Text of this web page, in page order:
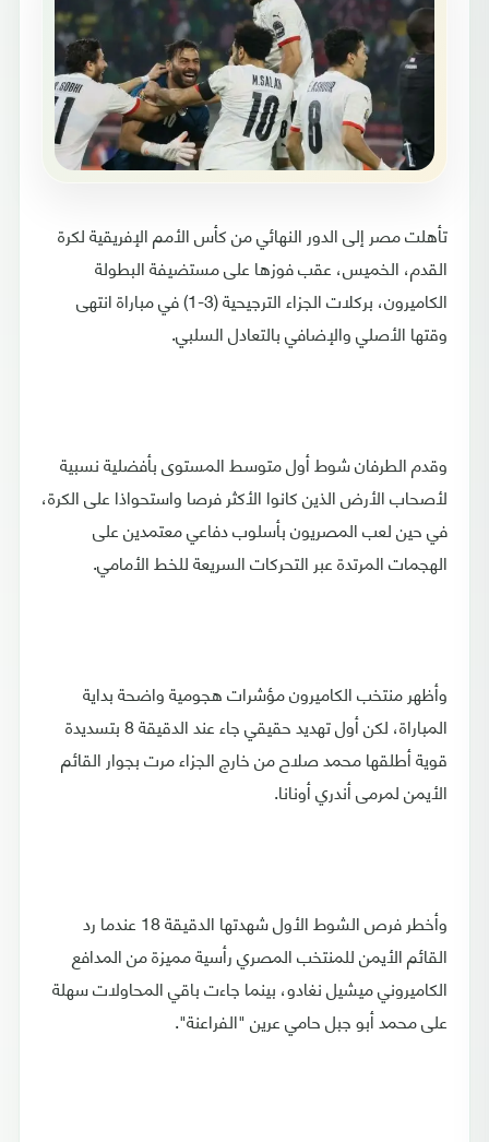
تأهلت مصر إلى الدور النهائي من كأس الأمم الإفريقية لكرة
القدم، الخميس، عقب فوزها على مستضيفة البطولة
الكاميرون، بركلات الجزاء الترجيحية (3-1) في مباراة انتهى
وقتها الأصلي والإضافي بالتعادل السلبي.
وقدم الطرفان شوط أول متوسط المستوى بأفضلية نسبية
لأصحاب الأرض الذين كانوا الأكثر فرصا واستحواذا على الكرة،
في حين لعب المصريون بأسلوب دفاعي معتمدين على
الهجمات المرتدة عبر التحركات السريعة للخط الأمامي.
وأظهر منتخب الكاميرون مؤشرات هجومية واضحة بداية
المباراة، لكن أول تهديد حقيقي جاء عند الدقيقة 8 بتسديدة
قوية أطلقها محمد صلاح من خارج الجزاء مرت بجوار القائم
الأيمن لمرمى أندري أونانا.
وأخطر فرص الشوط الأول شهدتها الدقيقة 18 عندما رد
القائم الأيمن للمنتخب المصري رأسية مميزة من المدافع
الكاميروني ميشيل نغادو، بينما جاءت باقي المحاولات سهلة
على محمد أبو جبل حامي عرين "الفراعنة".